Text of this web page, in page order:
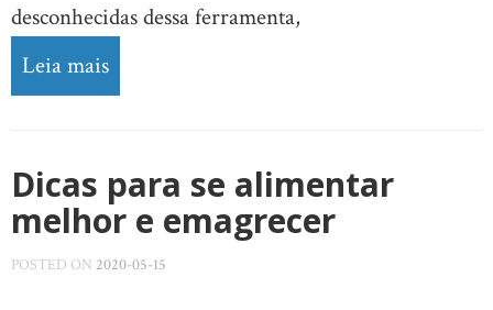
desconhecidas dessa ferramenta,
Leia mais
Dicas para se alimentar
melhor e emagrecer
POSTED ON 2020-05-15